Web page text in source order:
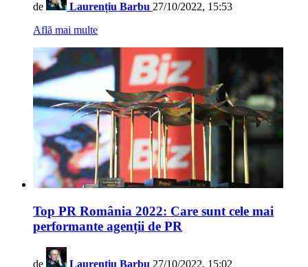
de Laurențiu Barbu 27/10/2022, 15:53
Află mai multe
Top PR România 2022: Care sunt cele mai
performante agenții de PR
de Laurențiu Barbu 27/10/2022, 15:02